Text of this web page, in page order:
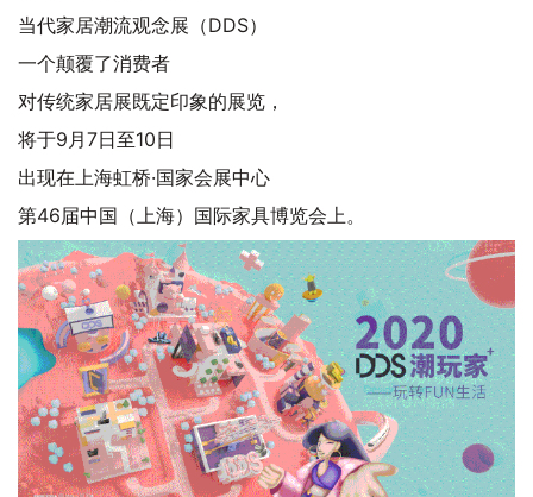
当代家居潮流观念展（DDS）
一个颠覆了消费者
对传统家居展既定印象的展览，
将于9月7日至10日
出现在上海虹桥·国家会展中心
第46届中国（上海）国际家具博览会上。